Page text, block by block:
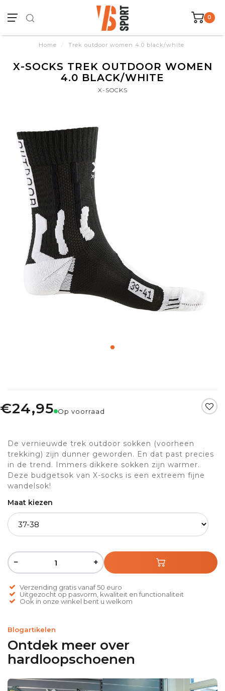
0
Home / Trek outdoor women 4.0 black/white
X-SOCKS TREK OUTDOOR WOMEN
4.0 BLACK/WHITE
X-SOCKS
€24,95 Op voorraad
De vernieuwde trek outdoor sokken (voorheen
trekking) zijn dunner geworden. En dat past precies
in de trend. Immers dikkere sokken zijn warmer.
Deze budgetsok van X-socks is een extreem fijne
wandelsok!
Maat kiezen
− +
Verzending gratis vanaf 50 euro
Uitgezocht op pasvorm, kwaliteit en functionaliteit
Ook in onze winkel bent u welkom
Blogartikelen
Ontdek meer over
hardloopschoenen